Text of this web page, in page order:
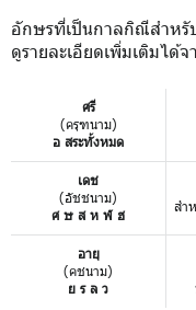
อักษรที่เป็นกาลกิณีสำห
ดูรายละเอียดเพิ่มเติมได้จ
ศรี
(ครุฑนาม)
อ สระทั้งหมด
เดช
(อัชชนาม)
ศ ษ ส ห ฬ ฮ
สำ
อายุ
(คชนาม)
ย ร ล ว